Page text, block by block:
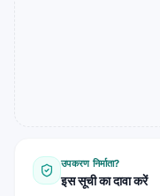
उपकरण निर्माता?
इस सूची का दावा करें